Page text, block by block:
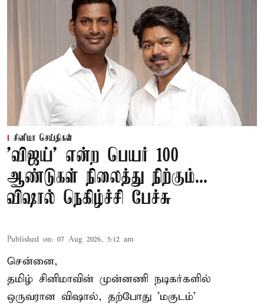
சினிமா செய்திகள்
'விஜய்' என்ற பெயர் 100
ஆண்டுகள் நிலைத்து நிற்கும்...
விஷால் நெகிழ்ச்சி பேச்சு
Published on: 07 Aug 2026, 5:12 am
சென்னை,
தமிழ் சினிமாவின் முன்னணி நடிகர்களில்
ஒருவரான விஷால், தற்போது 'மகுடம்'